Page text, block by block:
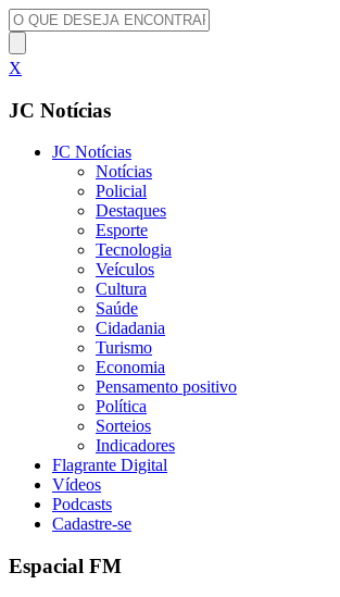
X
JC Notícias
JC Notícias
Notícias
Policial
Destaques
Esporte
Tecnologia
Veículos
Cultura
Saúde
Cidadania
Turismo
Economia
Pensamento positivo
Política
Sorteios
Indicadores
Flagrante Digital
Vídeos
Podcasts
Cadastre-se
Espacial FM